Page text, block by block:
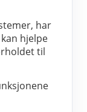
har
hjelpe
til